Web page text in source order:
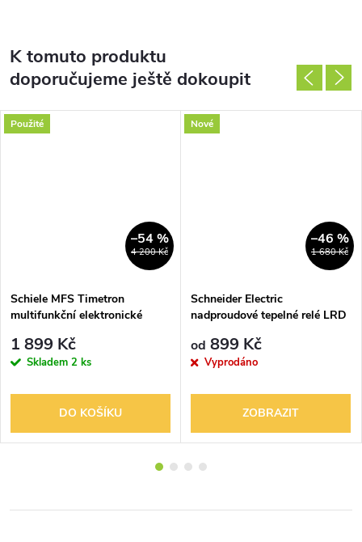
K tomuto produktu
doporučujeme ještě dokoupit
Použité
4 200 Kč
–54 %
Schiele MFS Timetron
multifunkční elektronické
240V AC/DC
1 899 Kč
Skladem 2 ks
DO KOŠÍKU
Nové
1 680 Kč
–46 %
Schneider Electric
nadproudové tepelné relé LRD
od 899 Kč
Vyprodáno
ZOBRAZIT